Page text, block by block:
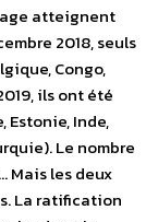
atteignent
2018, seuls
Congo,
ils ont été
Inde,
Le nombre
Mais les deux
La ratification